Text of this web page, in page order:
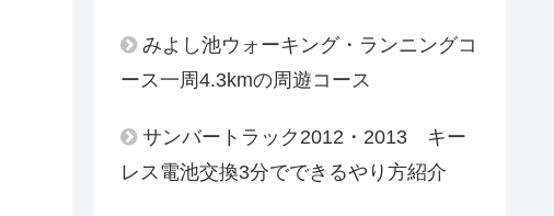
みよし池ウォーキング・ランニングコ
ース一周4.3kmの周遊コース
サンバートラック2012・2013 キー
レス電池交換3分でできるやり方紹介